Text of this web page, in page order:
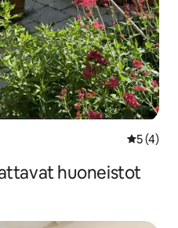
5 (4)
huoneistot